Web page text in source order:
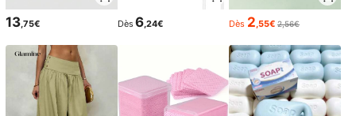
13 ,75€ Dès 6 ,24€ Dès 2 ,55€ 2,56€